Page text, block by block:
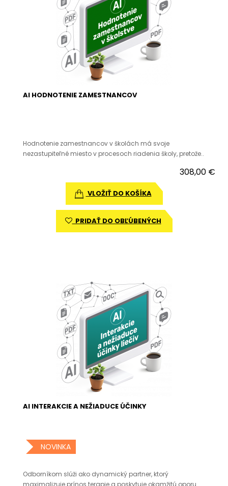
AI HODNOTENIE ZAMESTNANCOV
Hodnotenie zamestnancov v školách má svoje
nezastupiteľné miesto v procesoch riadenia školy, pretože..
308,00 €
VLOŽIŤ DO KOŠÍKA
PRIDAŤ DO OBĽÚBENÝCH
AI INTERAKCIE A NEŽIADUCE ÚČINKY
NOVINKA
Odborníkom slúži ako dynamický partner, ktorý